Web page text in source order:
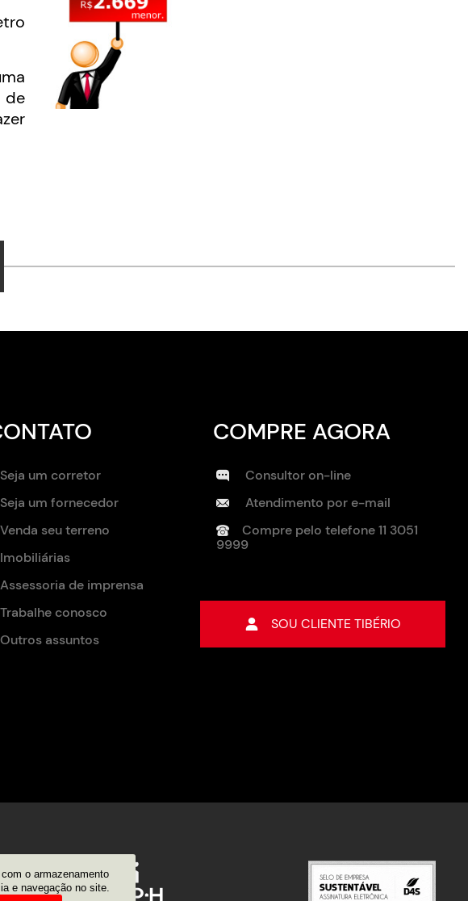
de
Seja um corretor
Seja um fornecedor
Venda seu terreno
Imobiliárias
Assessoria de imprensa
Trabalhe conosco
Outros assuntos
COMPRE AGORA
Consultor on-line
Atendimento por e-mail
Compre pelo telefone11 3051
9999
SOU CLIENTE TIBÉRIO
o armazenamento
e navegação no site.